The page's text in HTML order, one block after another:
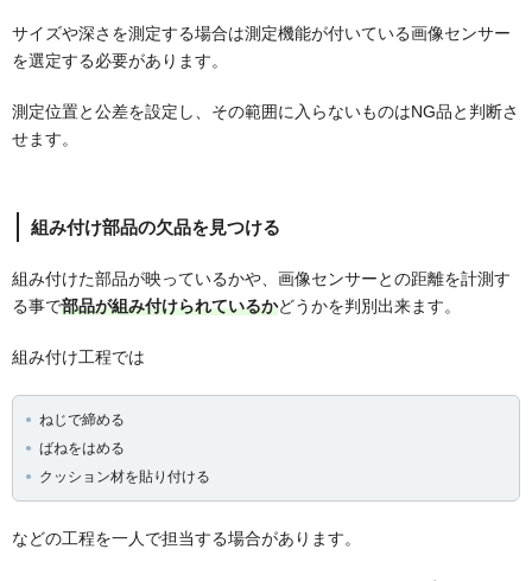
サイズや深さを測定する場合は測定機能が付いている画像センサー
を選定する必要があります。
測定位置と公差を設定し、その範囲に入らないものはNG品と判断さ
せます。
組み付け部品の欠品を見つける
組み付けた部品が映っているかや、画像センサーとの距離を計測す
る事で部品が組み付けられているかどうかを判別出来ます。
組み付け工程では
ねじで締める
ばねをはめる
クッション材を貼り付ける
などの工程を一人で担当する場合があります。